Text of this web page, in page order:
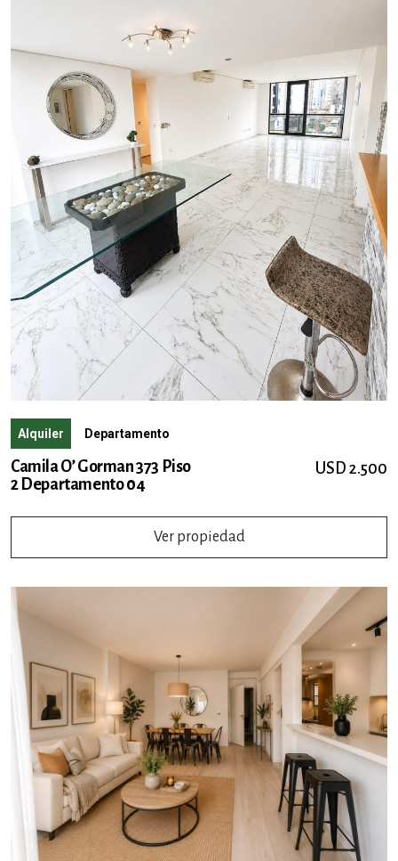
Alquiler Departamento
Camila O’ Gorman 373 Piso
2 Departamento 04
USD 2.500
Ver propiedad